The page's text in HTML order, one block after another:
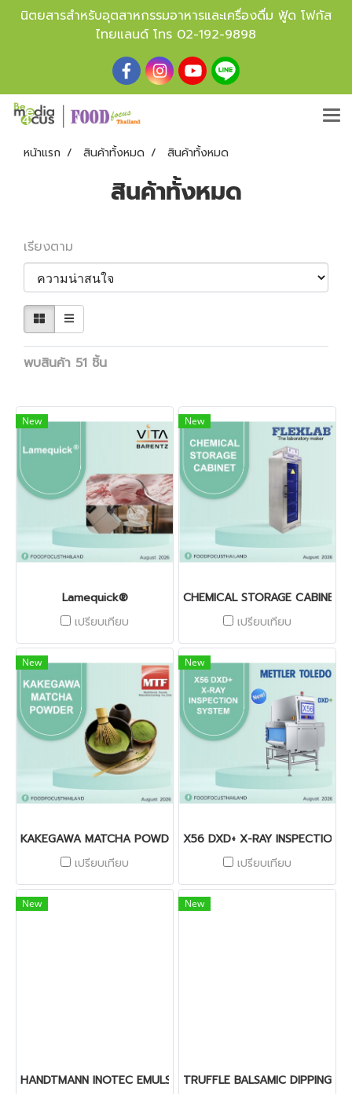
นิตยสารสำหรับอุตสาหกรรมอาหารและเครื่องดื่ม ฟู้ด โฟกัส
ไทยแลนด์ โทร 02-192-9898
หน้าแรก สินค้าทั้งหมด สินค้าทั้งหมด
สินค้าทั้งหมด
เรียงตาม
พบสินค้า 51 ชิ้น
New
Lamequick®
เปรียบเทียบ
New
CHEMICAL STORAGE CABINET
เปรียบเทียบ
New
KAKEGAWA MATCHA POWDER
เปรียบเทียบ
New
X56 DXD+ X-RAY INSPECTION
เปรียบเทียบ
New
HANDTMANN INOTEC EMULSIFIER I-IT-RW
New
TRUFFLE BALSAMIC DIPPING